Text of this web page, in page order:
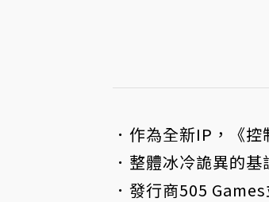
．作為全新IP，《
．整體冰冷詭異的
．發行商505